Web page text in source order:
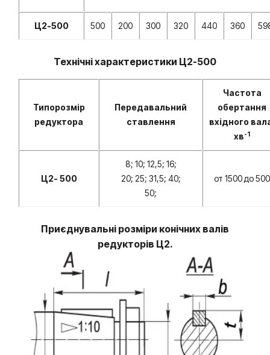
Ц2-500 500 200 300 320 440 360
Технічні характеристики Ц2-500
Типорозмір
редуктора
Передавальний
ставлення
Частота
обертання
вхідного
хв-1
Ц2- 500
8; 10; 12,5; 16;
20; 25; 31,5; 40;
50;
от 1500 до 500
Приєднувальні розміри конічних валів
редукторів Ц2.